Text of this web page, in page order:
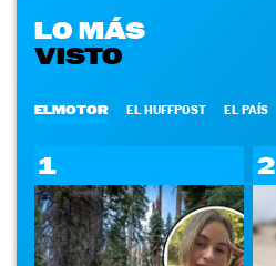
LO MÁS
VISTO
ELMOTOR EL HUFFPOST EL PAÍS
1 2